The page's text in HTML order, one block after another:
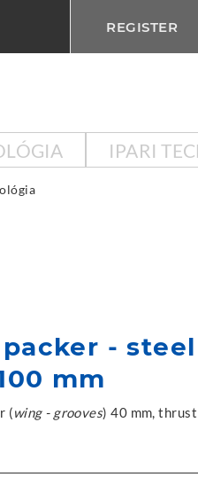
REGISTER
IPARI
- steel
mm
(wing - grooves) 40 mm,